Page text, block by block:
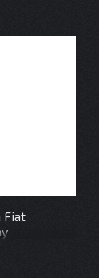
Fiat